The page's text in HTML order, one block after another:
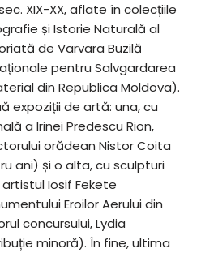
XIX-XX, aflate în colecțiile
și Istorie Naturală al
de Varvara Buzilă
pentru Salvgardarea
din Republica Moldova).
expoziții de artă: una, cu
a Irinei Predescu Rion,
orădean Nistor Coita
ani) și o alta, cu sculpturi
Iosif Fekete
Eroilor Aerului din
concursului, Lydia
minoră). În fine, ultima